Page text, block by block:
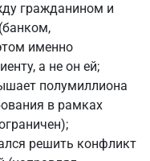
гражданином и
именно
а не он ей;
полумиллиона
в рамках
решить конфликт